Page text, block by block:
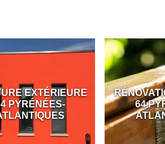
EXTÉRIEURE
PYRÉNÉES-
64